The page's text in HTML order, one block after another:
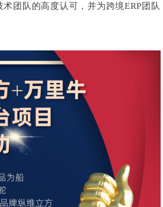
团队的高度认可，并为跨境ERP团队